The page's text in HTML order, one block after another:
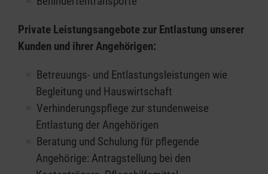
Private Leistungsangebote zur Entlastung unserer
Kunden und ihrer Angehörigen:
Betreuungs- und Entlastungsleistungen wie
Begleitung und Hauswirtschaft
Verhinderungspflege zur stundenweise
Entlastung der Angehörigen
Beratung und Schulung für pflegende
Angehörige: Antragstellung bei den